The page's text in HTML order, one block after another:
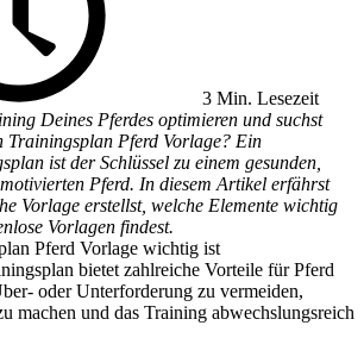
3 Min. Lesezeit
Deines Pferdes optimieren und suchst
Trainingsplan Pferd Vorlage? Ein
ist der Schlüssel zu einem gesunden,
Pferd. In diesem Artikel erfährst
Vorlage erstellst, welche Elemente wichtig
Vorlagen findest.
Pferd Vorlage wichtig ist
bietet zahlreiche Vorteile für Pferd
oder Unterforderung zu vermeiden,
machen und das Training abwechslungsreich